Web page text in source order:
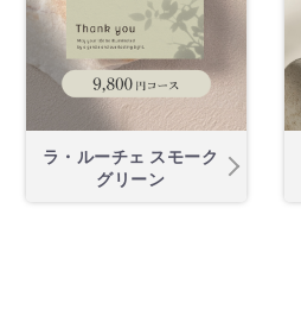
ラ・ルーチェ スモーク
グリーン